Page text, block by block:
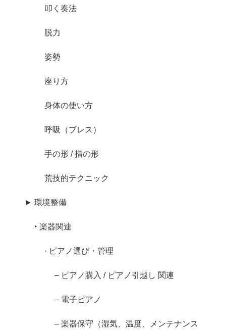
叩く奏法
脱力
姿勢
座り方
身体の使い方
呼吸（ブレス）
手の形 / 指の形
荒技的テクニック
► 環境整備
‣ 楽器関連
· ピアノ選び・管理
– ピアノ購入 / ピアノ引越し 関連
– 電子ピアノ
– 楽器保守（湿気、温度、メンテナンス